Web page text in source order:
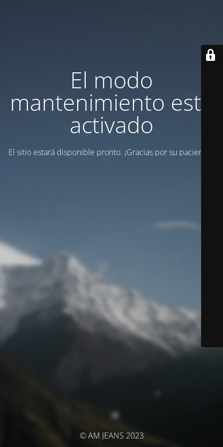
El modo
mantenimiento está
activado
El sitio estará disponible pronto. ¡Gracias por su paciencia!
© AM JEANS 2023